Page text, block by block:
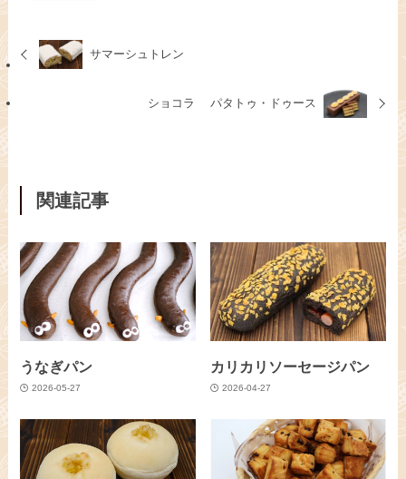
サマーシュトレン
ショコラ パタトゥ・ドゥース
関連記事
うなぎパン
2026-05-27
カリカリソーセージパン
2026-04-27